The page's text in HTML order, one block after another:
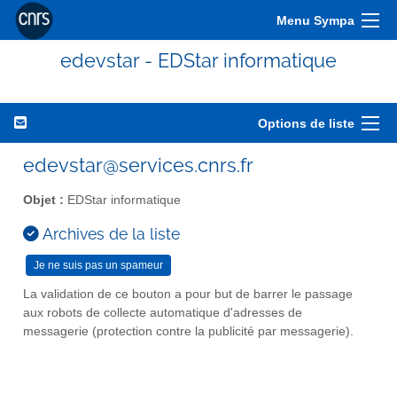
Menu Sympa
edevstar - EDStar informatique
Options de liste
edevstar@services.cnrs.fr
Objet : EDStar informatique
Archives de la liste
La validation de ce bouton a pour but de barrer le passage
aux robots de collecte automatique d'adresses de
messagerie (protection contre la publicité par messagerie).